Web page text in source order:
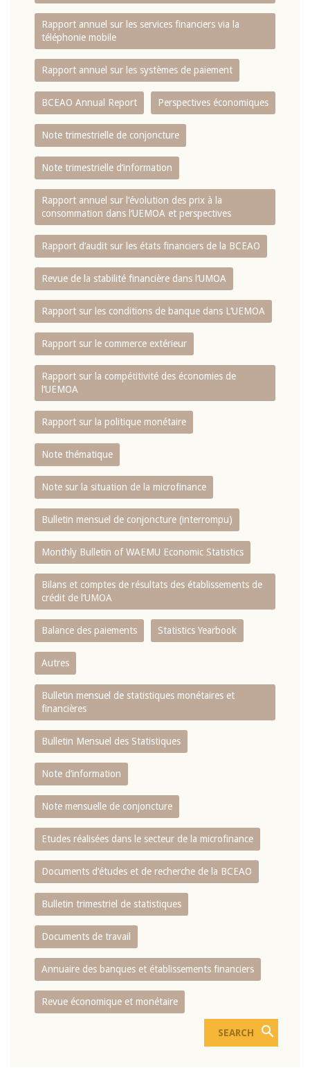
Rapport annuel sur les services financiers via la
téléphonie mobile
Rapport annuel sur les systèmes de paiement
BCEAO Annual Report Perspectives économiques
Note trimestrielle de conjoncture
Note trimestrielle d‘information
Rapport annuel sur l‘évolution des prix à la
consommation dans l‘UEMOA et perspectives
Rapport d‘audit sur les états financiers de la BCEAO
Revue de la stabilité financière dans l‘UMOA
Rapport sur les conditions de banque dans L‘UEMOA
Rapport sur le commerce extérieur
Rapport sur la compétitivité des économies de
l‘UEMOA
Rapport sur la politique monétaire
Note thématique
Note sur la situation de la microfinance
Bulletin mensuel de conjoncture (interrompu)
Monthly Bulletin of WAEMU Economic Statistics
Bilans et comptes de résultats des établissements de
crédit de l‘UMOA
Balance des paiements Statistics Yearbook
Autres
Bulletin mensuel de statistiques monétaires et
financières
Bulletin Mensuel des Statistiques
Note d’information
Note mensuelle de conjoncture
Etudes réalisées dans le secteur de la microfinance
Documents d’études et de recherche de la BCEAO
Bulletin trimestriel de statistiques
Documents de travail
Annuaire des banques et établissements financiers
Revue économique et monétaire